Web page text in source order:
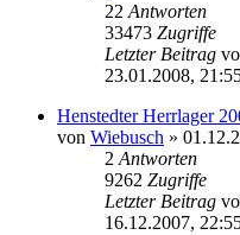
22Antworten
33473 Zugriffe
Letzter Beitrag
23.01.2008,
Henstedter Herrlager
von Wiebusch »
2Antworten
9262 Zugriffe
Letzter Beitrag
16.12.2007,